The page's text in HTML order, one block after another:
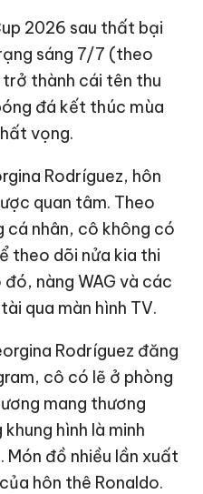
2026 sau thất bại
sáng 7/7 (theo
thành cái tên thu
đá kết thúc mùa
vọng.
Rodríguez, hôn
quan tâm. Theo
cá nhân, cô không có
theo dõi nửa kia thi
nàng WAG và các
qua màn hình TV.
Rodríguez đăng
cô có lẽ ở phòng
mang thương
hình là minh
Món đồ nhiều lần xuất
hôn thê Ronaldo.